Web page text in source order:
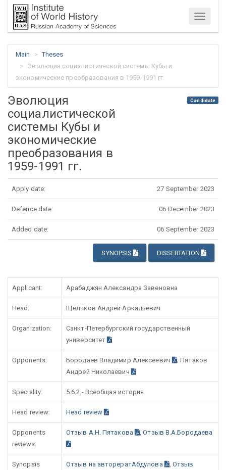
Menu
Main
Theses
Эволюция социалистической системы Кубы и
экономические преобразования в 1959-1991 гг.
Эволюция
социалистической
системы Кубы и
экономические
преобразования в
1959-1991 гг.
Candidate
Apply date: 27 September 2023
Defence date: 06 December 2023
Added date: 06 September 2023
SYNOPSIS DISSERTATION
Applicant: Арабаджян Александра Завеновна
Head: Щелчков Андрей Аркадьевич
Organization:
Санкт-Петербургский государственный
университет
Opponents: Бородаев Владимир Алексеевич
; Пятаков
Андрей Николаевич
Speciality: 5.6.2 - Всеобщая история
Head review: Head review
Opponents
reviews:
Отзыв А.Н. Пятакова ,Отзыв В.А.Бородаева
Synopsis
Отзыв на авторератАбдулова ,Отзыв